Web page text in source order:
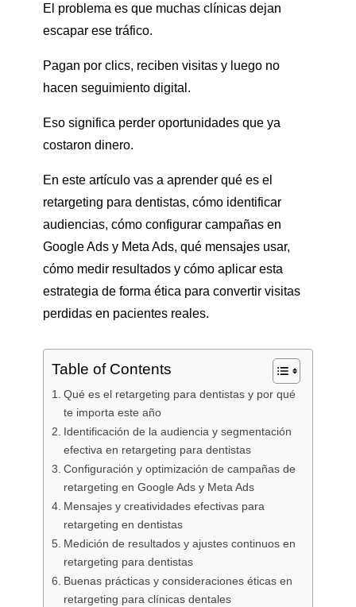
El problema es que muchas clínicas dejan
escapar ese tráfico.
Pagan por clics, reciben visitas y luego no
hacen seguimiento digital.
Eso significa perder oportunidades que ya
costaron dinero.
En este artículo vas a aprender qué es el
retargeting para dentistas, cómo identificar
audiencias, cómo configurar campañas en
Google Ads y Meta Ads, qué mensajes usar,
cómo medir resultados y cómo aplicar esta
estrategia de forma ética para convertir visitas
perdidas en pacientes reales.
Table of Contents
Qué es el retargeting para dentistas y por qué
te importa este año
Identificación de la audiencia y segmentación
efectiva en retargeting para dentistas
Configuración y optimización de campañas de
retargeting en Google Ads y Meta Ads
Mensajes y creatividades efectivas para
retargeting en dentistas
Medición de resultados y ajustes continuos en
retargeting para dentistas
Buenas prácticas y consideraciones éticas en
retargeting para clínicas dentales